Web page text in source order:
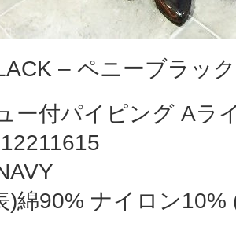
– ペニーブラック
ー付パイピング Aラ
)綿90% ナイロン10%